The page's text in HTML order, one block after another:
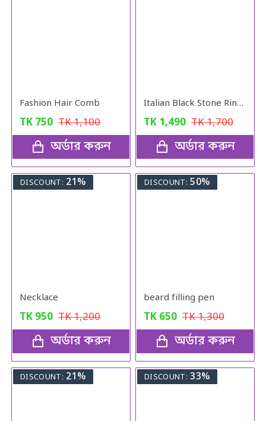
Fashion Hair Comb
TK 750 TK1,100
অর্ডার করুন
Italian Black Stone Rings Mens Gold colour
TK 1,490 TK1,700
অর্ডার করুন
DISCOUNT: 21%
Necklace
TK 950 TK1,200
অর্ডার করুন
DISCOUNT: 50%
beard filling pen
TK 650 TK1,300
অর্ডার করুন
DISCOUNT: 21% DISCOUNT: 33%